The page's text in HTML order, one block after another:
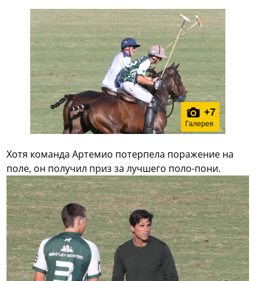
+7
Галерея
Хотя команда Артемио потерпела поражение на
поле, он получил приз за лучшего поло-пони.